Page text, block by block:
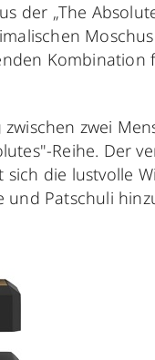
der „The
Kombination
zwei
Reihe. Der
die lustvolle
und Patschuli